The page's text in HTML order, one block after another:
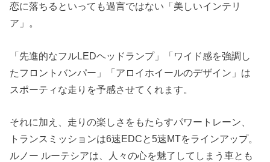
恋に落ちるといっても過言ではない「美しいインテリ
ア」。
「先進的なフルLEDヘッドランプ」「ワイド感を強調し
たフロントバンパー」「アロイホイールのデザイン」は
スポーティな走りを予感させてくれます。
それに加え、走りの楽しさをもたらすパワートレーン、
トランスミッションは6速EDCと5速MTをラインアップ。
ルノー ルーテシアは、人々の心を魅了してしまう車とも